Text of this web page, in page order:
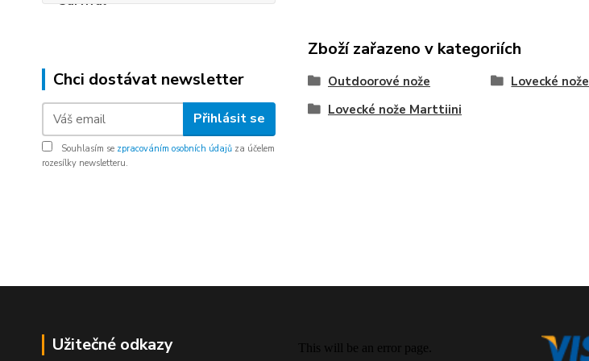
Chci dostávat newsletter
Přihlásit se
Souhlasím se zpracováním osobních údajů za účelem
rozesílky newsletteru.
Zboží zařazeno v kategoriích
Outdoorové nože Lovecké nože
Lovecké nože Marttiini
Užitečné odkazy